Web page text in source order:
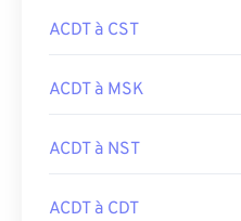
ACDT à CST
ACDT à MSK
ACDT à NST
ACDT à CDT